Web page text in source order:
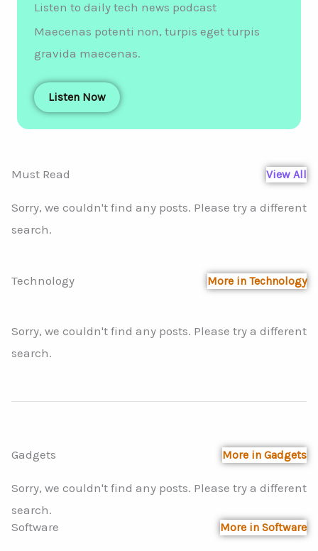
Listen to daily tech news podcast
Maecenas potenti non, turpis eget turpis
gravida maecenas.
Listen Now
Must Read View All
Sorry, we couldn't find any posts. Please try a different
search.
Technology More in Technology
Sorry, we couldn't find any posts. Please try a different
search.
Gadgets More in Gadgets
Sorry, we couldn't find any posts. Please try a different
search.
Software
More in Software